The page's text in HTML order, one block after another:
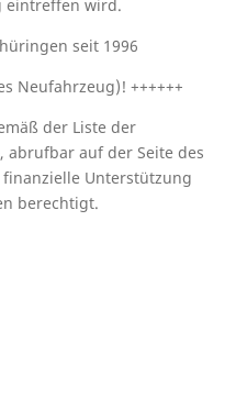
eintreffen wird.
seit 1996
Neufahrzeug)! ++++++
der Liste der
auf der Seite des
finanzielle Unterstützung
berechtigt.